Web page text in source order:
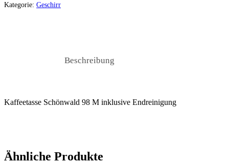
Kategorie: Geschirr
Beschreibung
Kaffeetasse Schönwald 98 M inklusive Endreinigung
Ähnliche Produkte